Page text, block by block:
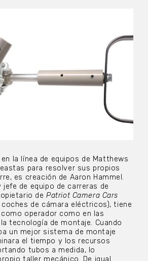
la línea de equipos de Matthews
para resolver sus propios
es creación de Aaron Hammel.
jefe de equipo de carreras de
de Patriot Camera Cars
de cámara eléctricos), tiene
operador como en las
tecnología de montaje. Cuando
un mejor sistema de montaje
el tiempo y los recursos
tubos a medida, lo
taller mecánico. De igual